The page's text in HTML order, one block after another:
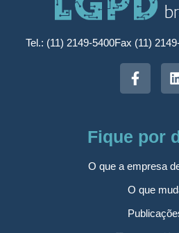
Tel.: (11) 2149-5400Fax (11)
Fique por
O que a empresa
O que